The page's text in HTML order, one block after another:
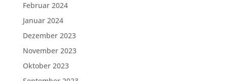
Februar 2024
Januar 2024
Dezember 2023
November 2023
Oktober 2023